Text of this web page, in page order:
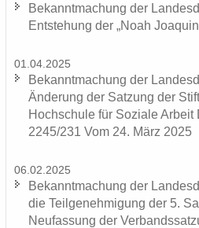
Be­kannt­ma­chung der
Ent­ste­hung der „Noah
01.04.2025
Be­kannt­ma­chung der
Än­de­rung der Sat­zung der
Hoch­schu­le für So­zia­le Ar­beit
2245/231 Vom 24. März 2025
06.02.2025
Be­kannt­ma­chung der
die Teil­ge­neh­mi­gung der 5.
Neu­fas­sung der